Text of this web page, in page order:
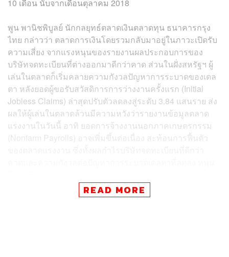
10 เดือน นับจากเดือนตุลาคม 2018
พูน พานิชพิบูลย์ นักกลยุทธ์ตลาดเงินตลาดทุน ธนาคารกรุง
ไทย กล่าวว่า ตลาดการเงินโดยรวมกลับมาอยู่ในภาวะเปิดรับ
ความเสี่ยง จากแรงหนุนของรายงานผลประกอบการของ
บริษัทจดทะเบียนที่ต่างออกมาดีกว่าคาด ส่วนในฝั่งสหรัฐฯ ผู้
เล่นในตลาดก็เริ่มคลายความกังวลปัญหาการระบาดของเดล
ตา หลังยอดผู้ขอรับสวัสดิการการว่างงานครั้งแรก (Initial
Jobless Claims) ล่าสุดปรับตัวลดลงสู่ระดับ 3.84 แสนราย ส่ง
ผลให้ผู้เล่นในตลาดล้วนมีความหวังว่ารายงานข้อมูลตลาด
แรงงานในวันนี้ อาทิ ยอดการจ้างงานนอกภาคเกษตรกรรม
(Nonfarm Payrolls) อาจเพิ่มขึ้นต่อเนื่อง สะท้อนการฟื้นตัว
ดัชนี S&P 500 ที่ปรับตัวขึ้นราว +0.60% ขณะเดียวกันหุ้น
เทคฯ ยังสามารถปรับตัวขึ้นได้ หลัง Bond Yield 10 ปี สหรัฐฯ
READ MORE